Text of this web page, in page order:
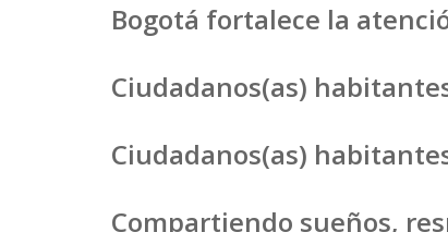
Bogotá fortalece la
Ciudadanos(as)
Ciudadanos(as)
Compartiendo sueños,